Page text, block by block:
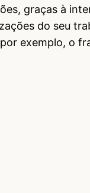
graças à
do seu
exemplo, o